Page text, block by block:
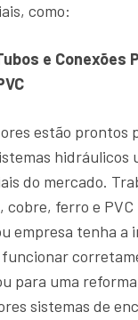
como:
e Conexões
estão prontos
hidráulicos
do mercado.
cobre, ferro e
empresa tenha
para uma
sistemas de